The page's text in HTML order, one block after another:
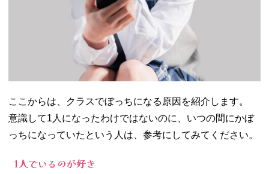
ここからは、クラスでぼっちになる原因を紹介します。
意識して1人になったわけではないのに、いつの間にかぼ
っちになっていたという人は、参考にしてみてください。
1人でいるのが好き